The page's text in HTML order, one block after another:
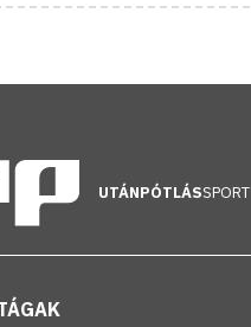
UTÁNPÓTLÁSSPORT